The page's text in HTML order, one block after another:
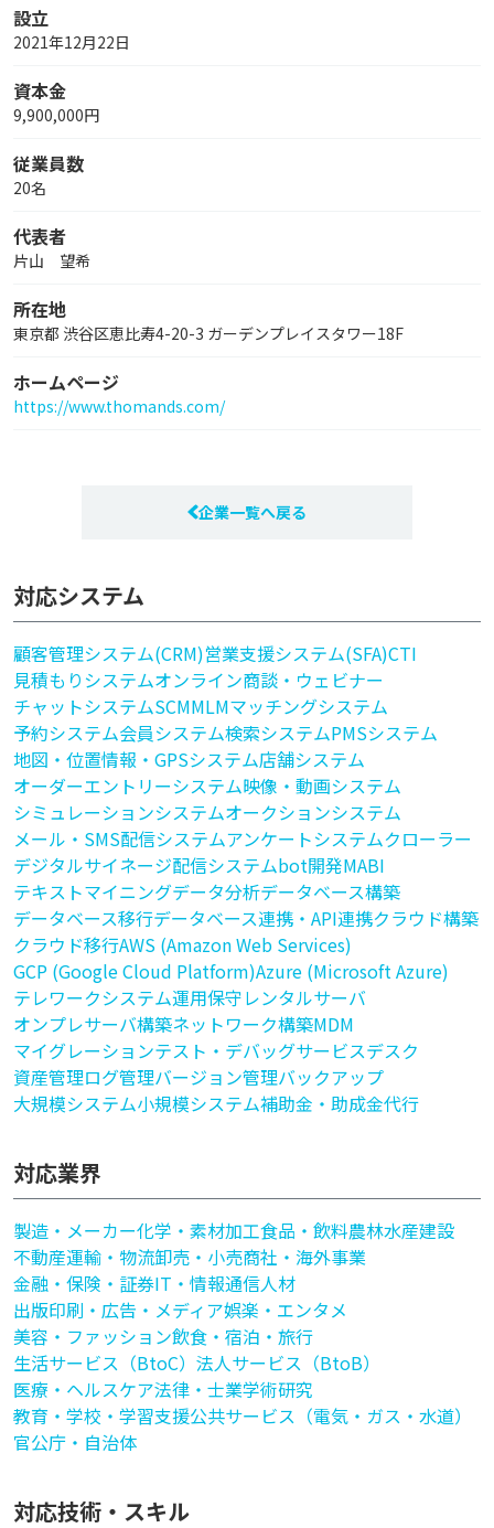
設立
2021年12月22日
資本金
9,900,000円
従業員数
20名
代表者
片山 望希
所在地
東京都 渋谷区恵比寿4-20-3 ガーデンプレイスタワー18F
ホームページ
https://www.thomands.com/
企業一覧へ戻る
対応システム
顧客管理システム(CRM)営業支援システム(SFA)CTI
見積もりシステムオンライン商談・ウェビナー
チャットシステムSCMMLMマッチングシステム
予約システム会員システム検索システムPMSシステム
地図・位置情報・GPSシステム店舗システム
オーダーエントリーシステム映像・動画システム
シミュレーションシステムオークションシステム
メール・SMS配信システムアンケートシステムクローラー
デジタルサイネージ配信システムbot開発MABI
テキストマイニングデータ分析データベース構築
データベース移行データベース連携・API連携クラウド構築
クラウド移行AWS (Amazon Web Services)
GCP (Google Cloud Platform)Azure (Microsoft Azure)
テレワークシステム運用保守レンタルサーバ
オンプレサーバ構築ネットワーク構築MDM
マイグレーションテスト・デバッグサービスデスク
資産管理ログ管理バージョン管理バックアップ
大規模システム小規模システム補助金・助成金代行
対応業界
製造・メーカー化学・素材加工食品・飲料農林水産建設
不動産運輸・物流卸売・小売商社・海外事業
金融・保険・証券IT・情報通信人材
出版印刷・広告・メディア娯楽・エンタメ
美容・ファッション飲食・宿泊・旅行
生活サービス（BtoC） 法人サービス（BtoB）
医療・ヘルスケア法律・士業学術研究
教育・学校・学習支援公共サービス（電気・ガス・水道）
官公庁・自治体
対応技術・スキル